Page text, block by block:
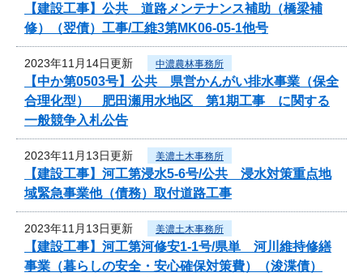
【建設工事】公共 道路メンテナンス補助（橋梁補
修）（翌債）工事/工維3第MK06-05-1他号
2023年11月14日更新 中濃農林事務所
【中か第0503号】公共 県営かんがい排水事業（保全
合理化型） 肥田瀬用水地区 第1期工事 に関する
一般競争入札公告
2023年11月13日更新 美濃土木事務所
【建設工事】河工第浸水5-6号/公共 浸水対策重点地
域緊急事業他（債務）取付道路工事
2023年11月13日更新 美濃土木事務所
【建設工事】河工第河修安1-1号/県単 河川維持修繕
事業（暮らしの安全・安心確保対策費）（浚渫債）